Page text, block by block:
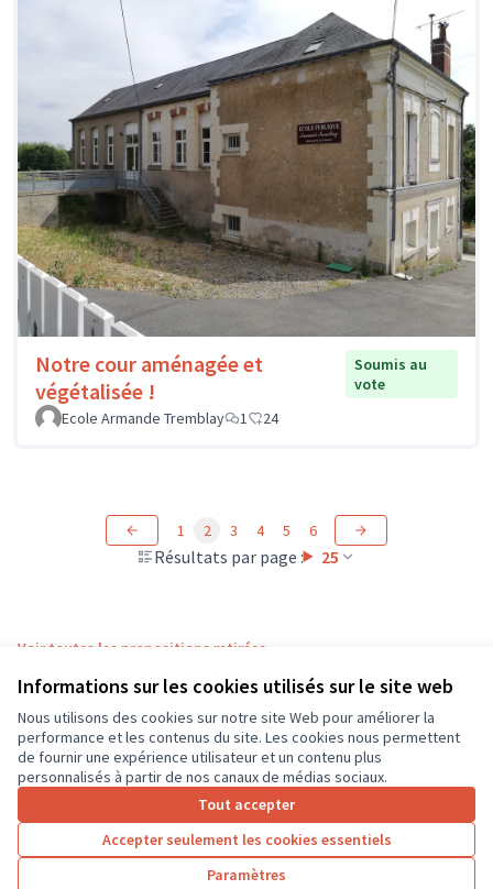
Informations sur les cookies utilisés sur le site web
Nous utilisons des cookies sur notre site Web pour améliorer la
performance et les contenus du site. Les cookies nous permettent
de fournir une expérience utilisateur et un contenu plus
personnalisés à partir de nos canaux de médias sociaux.
Tout accepter
Accepter seulement les cookies essentiels
Paramètres
Notre cour aménagée et
végétalisée !
Soumis au
vote
Ecole Armande Tremblay
1 24
Résultats par page : 25
1 2 3 4 5 6
Voir toutes les propositions retirées
Conditions d'utilisation
Paramètres des cookies
CD37 sur X
(Lien externe)
CD37 sur Facebook
CD37 sur Instagram
CD37 sur YouTube
(Lien externe)
Licence
(Lien